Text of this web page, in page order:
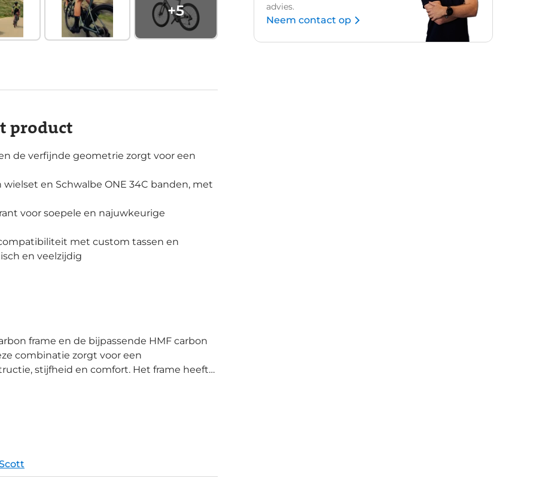
+5
advies.
Neem contact op
product
de verfijnde geometrie zorgt voor een
en Schwalbe ONE 34C banden, met
voor soepele en najuwkeurige
met custom tassen en
en veelzijdig
combinatie zorgt voor een
stijfheid en comfort. Het frame heeft
achtervorken, wat resulteert in
schijfremmen zorgen voor krachtige en
De Fulcrum WIND 42 DB
voor een snelle en stabiele rit. De Addict is